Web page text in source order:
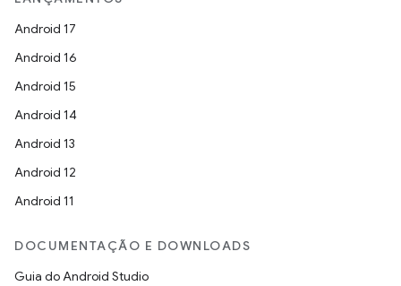
Android 17
Android 16
Android 15
Android 14
Android 13
Android 12
Android 11
DOCUMENTAÇÃO E DOWNLOADS
Guia do Android Studio